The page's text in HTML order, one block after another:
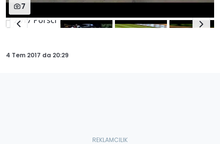
7
4 Tem 2017 da 20:29